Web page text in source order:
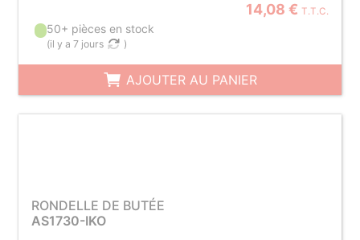
14,08 € T.T.C.
50+ pièces en stock
(il y a 7 jours )
AJOUTER AU PANIER
RONDELLE DE BUTÉE
AS1730-IKO